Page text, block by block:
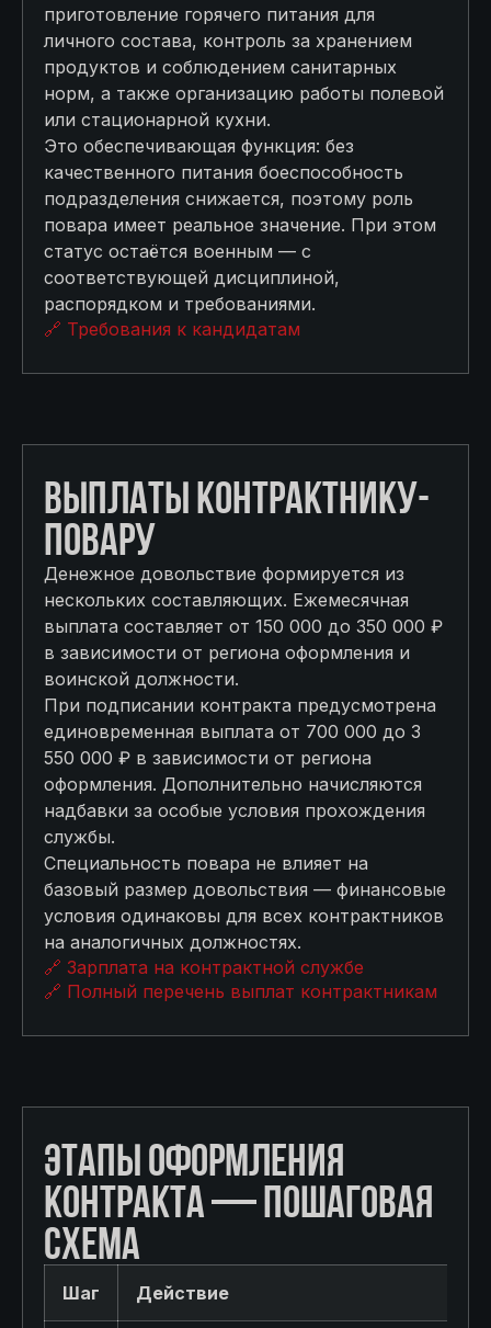
приготовление горячего питания для
личного состава, контроль за хранением
продуктов и соблюдением санитарных
норм, а также организацию работы полевой
или стационарной кухни.
Это обеспечивающая функция: без
качественного питания боеспособность
подразделения снижается, поэтому роль
повара имеет реальное значение. При этом
статус остаётся военным — с
соответствующей дисциплиной,
распорядком и требованиями.
🔗 Требования к кандидатам
ВЫПЛАТЫ КОНТРАКТНИКУ-
ПОВАРУ
Денежное довольствие формируется из
нескольких составляющих. Ежемесячная
выплата составляет от 150 000 до 350 000 ₽
в зависимости от региона оформления и
воинской должности.
При подписании контракта предусмотрена
единовременная выплата от 700 000 до 3
550 000 ₽ в зависимости от региона
оформления. Дополнительно начисляются
надбавки за особые условия прохождения
службы.
Специальность повара не влияет на
базовый размер довольствия — финансовые
условия одинаковы для всех контрактников
на аналогичных должностях.
🔗 Зарплата на контрактной службе
🔗 Полный перечень выплат контрактникам
ЭТАПЫ ОФОРМЛЕНИЯ
КОНТРАКТА — ПОШАГОВАЯ
СХЕМА
Шаг Действие